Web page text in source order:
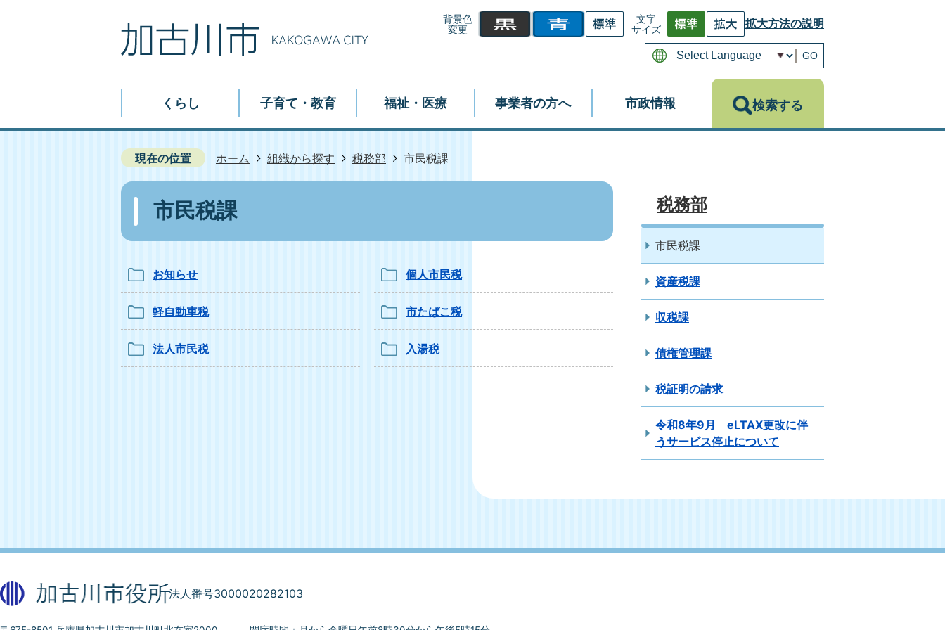
背景色
変更
文字
サイズ
拡大方法の説明
GO
くらし 子育て・教育 福祉・医療 事業者の方へ 市政情報 検索する
現在の位置 ホーム 組織から探す 税務部 市民税課
市民税課
お知らせ 個人市民税
軽自動車税 市たばこ税
法人市民税 入湯税
税務部
市民税課
資産税課
収税課
債権管理課
税証明の請求
令和8年9月 eLTAX更改に伴
うサービス停止について
法人番号3000020282103